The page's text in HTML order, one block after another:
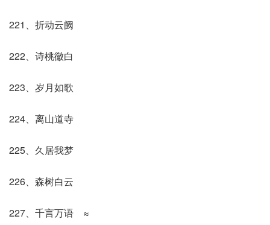
221、折动云阙
222、诗桃徽白
223、岁月如歌
224、离山道寺
225、久居我梦
226、森树白云
227、千言万语 ≈